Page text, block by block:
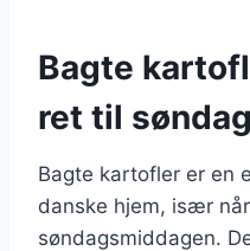
Bagte
ret til
Bagte kartofler er en
danske hjem, især
søndagsmiddagen.